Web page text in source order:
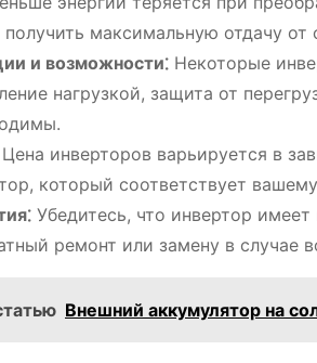
получить максимальную отдачу от
и возможности⁚ Некоторые
нагрузкой, защита от
Цена инверторов варьируется в
который соответствует
Убедитесь, что инвертор
ремонт или замену в случае
Внешний аккумулятор на